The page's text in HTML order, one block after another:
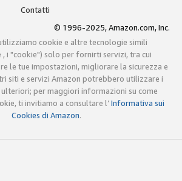
Contatti
© 1996-2025, Amazon.com, Inc.
cookie e altre tecnologie simili
, i "cookie") solo per fornirti servizi, tra cui
le tue impostazioni, migliorare la sicurezza e
siti e servizi Amazon potrebbero utilizzare i
per maggiori informazioni su come
ti invitiamo a consultare l’Informativa sui
Cookies di Amazon.